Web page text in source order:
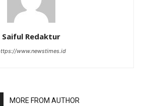
Saiful Redaktur
www.newstimes.id
MORE FROM AUTHOR